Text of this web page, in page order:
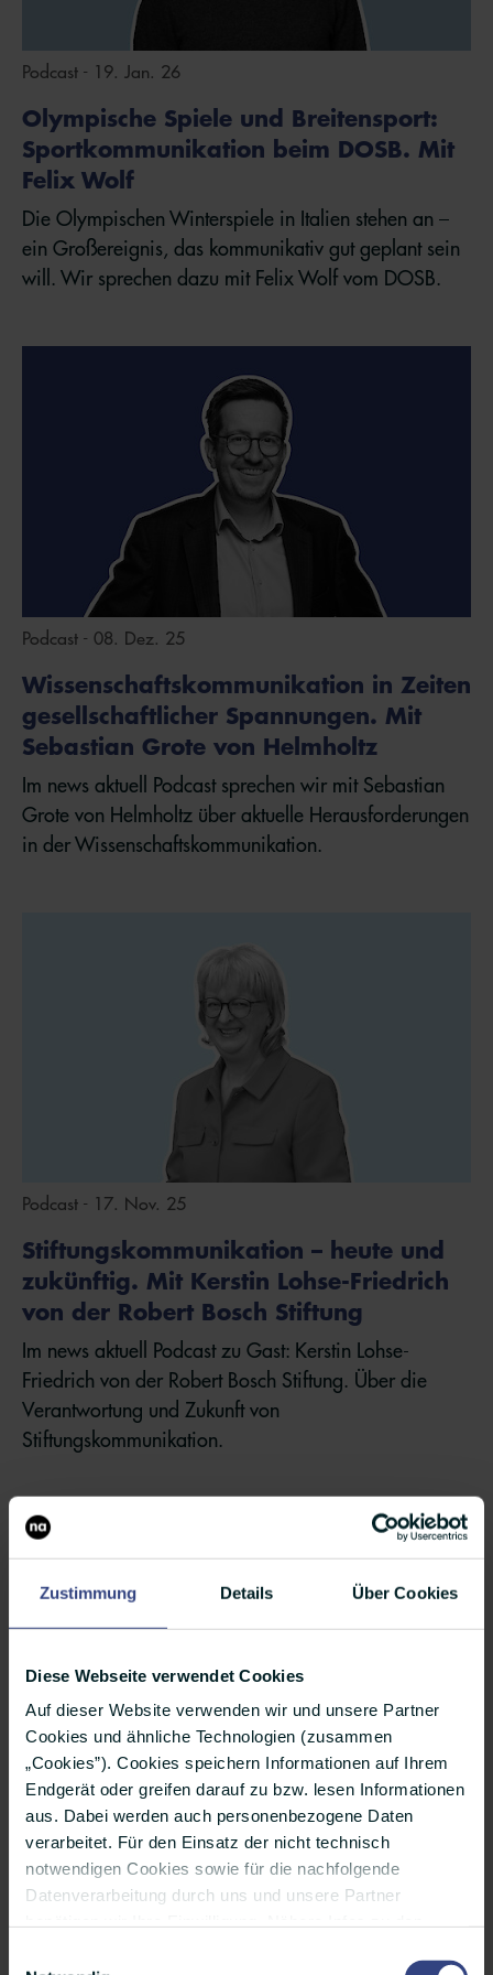
Zustimmung Details Über Cookies
Diese Webseite verwendet Cookies
Auf dieser Website verwenden wir und unsere Partner
Cookies und ähnliche Technologien (zusammen
„Cookies”). Cookies speichern Informationen auf Ihrem
Endgerät oder greifen darauf zu bzw. lesen Informationen
aus. Dabei werden auch personenbezogene Daten
verarbeitet. Für den Einsatz der nicht technisch
notwendigen Cookies sowie für die nachfolgende
Datenverarbeitung durch uns und unsere Partner
Podcast - 19. Jan. 26
Olympische Spiele und Breitensport:
Sportkommunikation beim DOSB. Mit
Felix Wolf
Die Olympischen Winterspiele in Italien stehen an –
ein Großereignis, das kommunikativ gut geplant sein
will. Wir sprechen dazu mit Felix Wolf vom DOSB.
Podcast - 08. Dez. 25
Wissenschaftskommunikation in Zeiten
gesellschaftlicher Spannungen. Mit
Sebastian Grote von Helmholtz
Im news aktuell Podcast sprechen wir mit Sebastian
Grote von Helmholtz über aktuelle Herausforderungen
in der Wissenschaftskommunikation.
Podcast - 17. Nov. 25
Stiftungskommunikation – heute und
zukünftig. Mit Kerstin Lohse-Friedrich
von der Robert Bosch Stiftung
Im news aktuell Podcast zu Gast: Kerstin Lohse-
Friedrich von der Robert Bosch Stiftung. Über die
Verantwortung und Zukunft von
Stiftungskommunikation.
Podcast - 27. Okt. 25
Was Logistik mit Ameisen gemeinsam
hat - mit Gunnar Gburek von Timocom